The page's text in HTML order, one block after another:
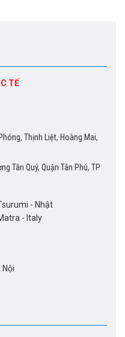
TẾ
Thịnh Liệt, Hoàng Mai,
Tân Quý, Quận Tân Phú, TP
- Nhật
- Italy